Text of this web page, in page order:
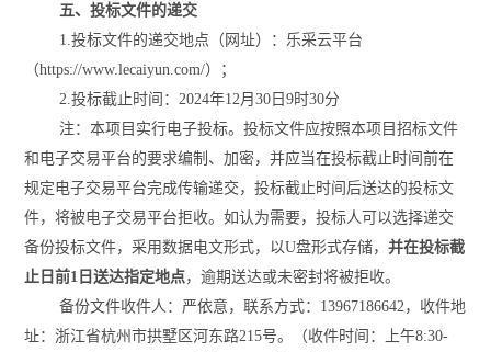
五、投标文件的递交
1.投标文件的递交地点（网址）： 乐采云平台
（https://www.lecaiyun.com/）；
2.投标截止时间：2024年12 月30 日9时30分
注：本项目实行电子投标。投标文件应按照本项目招标文件
和电子交易平台的要求编制、加密，并应当在投标截止时间前在
规定电子交易平台完成传输递交，投标截止时间后送达的投标文
件，将被电子交易平台拒收。如认为需要，投标人可以选择递交
备份投标文件，采用数据电文形式，以U盘形式存储，并在投标截
止 日前1日送达指定地点，逾期送达或未密封将被拒收。
备份文件收件人： 严依意 ，联系方式： 13967186642 ，收件地
址：浙江省杭州市拱墅区河东路215号。 （收件时间：上午8:30-